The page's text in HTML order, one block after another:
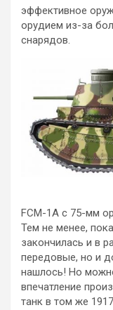
эффективное
орудием из-за
снарядов.
FCM-1A с 75-мм
Тем не менее,
закончилась и в
передовые, но и
нашлось! Но
впечатление
танк в том же